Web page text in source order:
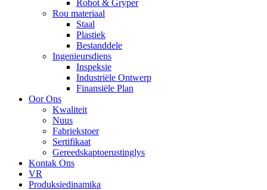
Robot & Gryper
Rou materiaal
Staal
Plastiek
Bestanddele
Ingenieursdiens
Inspeksie
Industriële Ontwerp
Finansiële Plan
Oor Ons
Kwaliteit
Nuus
Fabriekstoer
Sertifikaat
Gereedskaptoerustinglys
Kontak Ons
VR
Produksiedinamika